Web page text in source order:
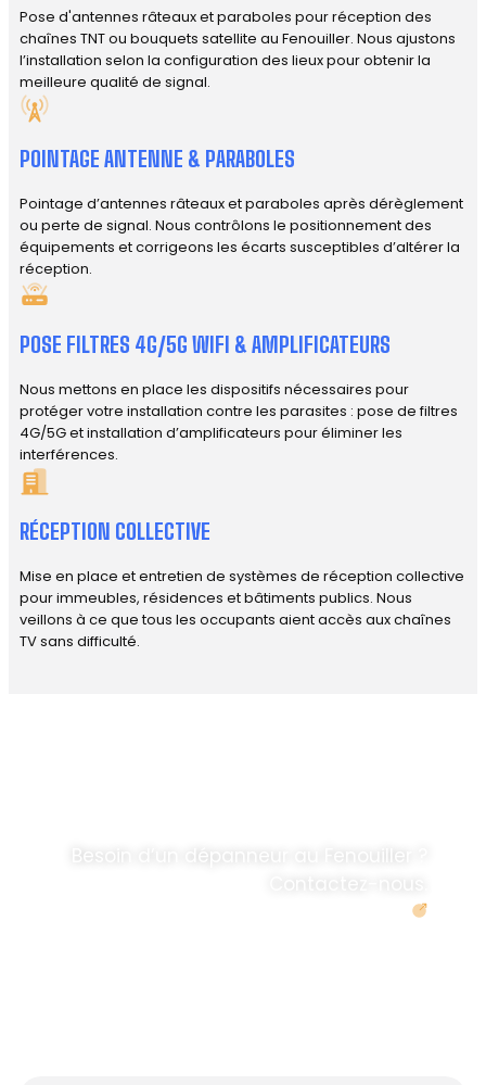
Pose d'antennes râteaux et paraboles pour réception des
chaînes TNT ou bouquets satellite au Fenouiller. Nous ajustons
l’installation selon la configuration des lieux pour obtenir la
meilleure qualité de signal.
POINTAGE ANTENNE & PARABOLES
Pointage d’antennes râteaux et paraboles après dérèglement
ou perte de signal. Nous contrôlons le positionnement des
équipements et corrigeons les écarts susceptibles d’altérer la
réception.
POSE FILTRES 4G/5G WIFI & AMPLIFICATEURS
Nous mettons en place les dispositifs nécessaires pour
protéger votre installation contre les parasites : pose de filtres
4G/5G et installation d’amplificateurs pour éliminer les
interférences.
RÉCEPTION COLLECTIVE
Mise en place et entretien de systèmes de réception collective
pour immeubles, résidences et bâtiments publics. Nous
veillons à ce que tous les occupants aient accès aux chaînes
TV sans difficulté.
Besoin d’un dépanneur au Fenouiller ?